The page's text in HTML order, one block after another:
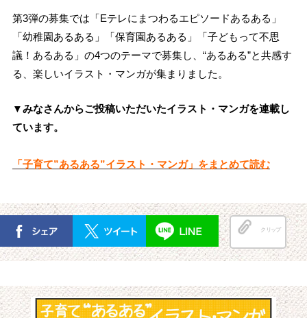
第3弾の募集では「Eテレにまつわるエピソードあるある」
「幼稚園あるある」「保育園あるある」「子どもって不思
議！あるある」の4つのテーマで募集し、“あるある”と共感す
る、楽しいイラスト・マンガが集まりました。
▼みなさんからご投稿いただいたイラスト・マンガを連載し
ています。
「子育て”あるある”イラスト・マンガ」をまとめて読む
クリップ